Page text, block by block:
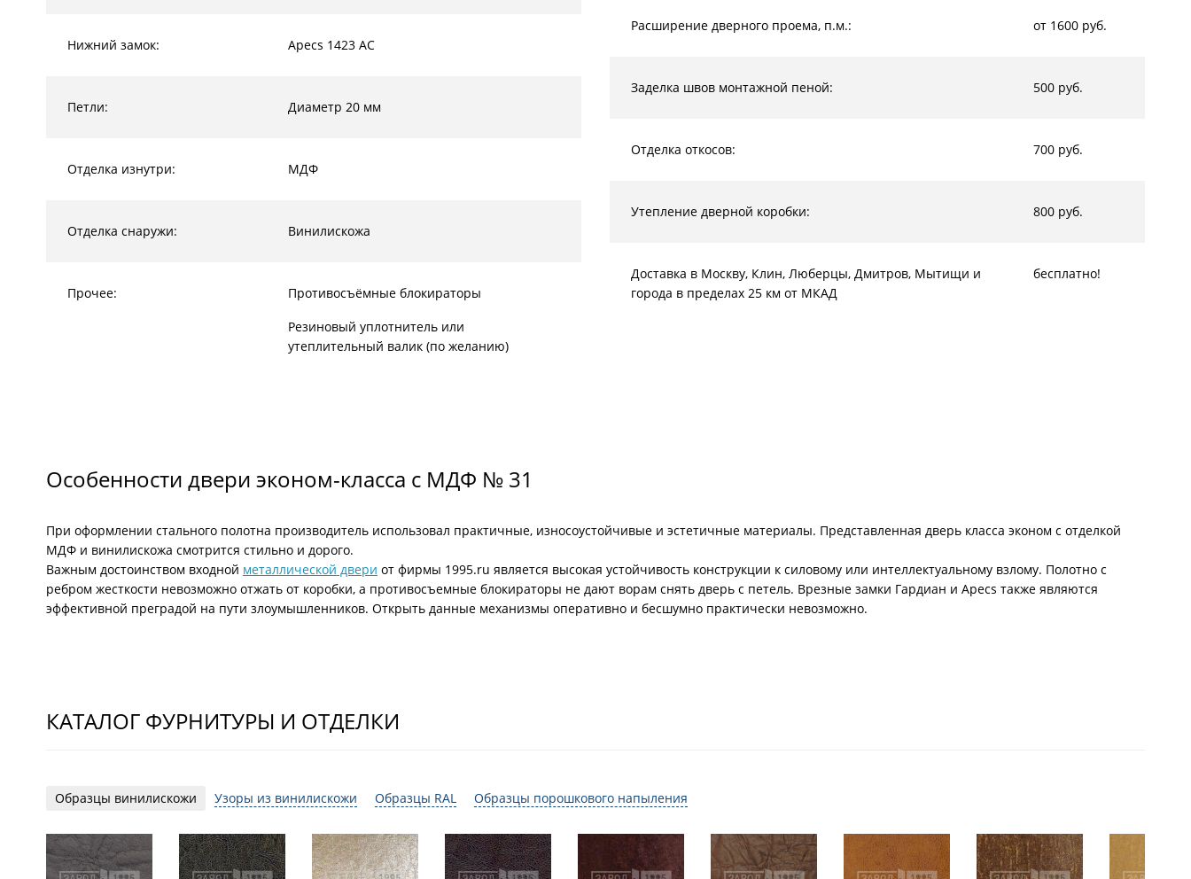
Нижний замок: Apecs 1423 AC
Петли: Диаметр 20 мм
Отделка изнутри: МДФ
Отделка снаружи: Винилискожа
Прочее:
Противосъёмные блокираторы
Резиновый уплотнитель или
утеплительный валик (по желанию)
Расширение дверного проема, п.м.: от 1600 руб.
Заделка швов монтажной пеной: 500 руб.
Отделка откосов: 700 руб.
Утепление дверной коробки: 800 руб.
Доставка в Москву, Клин, Люберцы, Дмитров, Мытищи и
города в пределах 25 км от МКАД
бесплатно!
Особенности двери эконом-класса с МДФ № 31
При оформлении стального полотна производитель использовал практичные, износоустойчивые и эстетичные материалы. Представленная дверь класса эконом с отделкой
МДФ и винилискожа смотрится стильно и дорого.
Важным достоинством входной металлической двери от фирмы 1995.ru является высокая устойчивость конструкции к силовому или интеллектуальному взлому. Полотно с
ребром жесткости невозможно отжать от коробки, а противосъемные блокираторы не дают ворам снять дверь с петель. Врезные замки Гардиан и Apecs также являются
эффективной преградой на пути злоумышленников. Открыть данные механизмы оперативно и бесшумно практически невозможно.
КАТАЛОГ ФУРНИТУРЫ И ОТДЕЛКИ
Образцы винилискожи Узоры из винилискожи Образцы RAL Образцы порошкового напыления